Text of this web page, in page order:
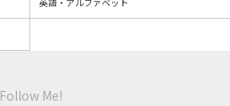
Follow Me!